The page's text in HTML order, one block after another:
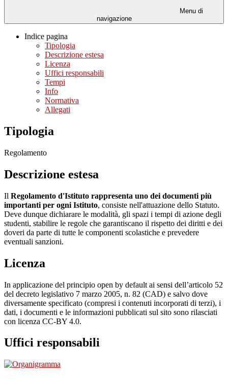
Menu di
navigazione
Indice pagina
Tipologia
Descrizione estesa
Licenza
Uffici responsabili
Tempi
Info
Normativa
Allegati
Tipologia
Regolamento
Descrizione estesa
Il Regolamento d'Istituto rappresenta uno dei documenti più
importanti per ogni Istituto, consiste nell'attuazione dello Statuto.
Deve dunque dichiarare le modalità, gli spazi i tempi di azione degli
studenti, stabilire le regole che garantiscano il rispetto dei diritti e dei
doveri da parte di tutte le componenti scolastiche e prevedere
eventuali sanzioni.
Licenza
In applicazione del principio open by default ai sensi dell’articolo 52
del decreto legislativo 7 marzo 2005, n. 82 (CAD) e salvo dove
diversamente specificato (compresi i contenuti incorporati di terzi), i
dati, i documenti e le informazioni pubblicati sul sito sono rilasciati
con licenza CC-BY 4.0.
Uffici responsabili